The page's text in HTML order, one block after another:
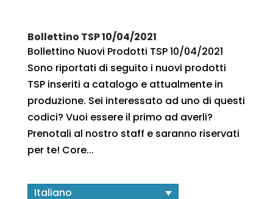
Bollettino TSP 10/04/2021
Bollettino Nuovi Prodotti TSP 10/04/2021
Sono riportati di seguito i nuovi prodotti
TSP inseriti a catalogo e attualmente in
produzione. Sei interessato ad uno di questi
codici? Vuoi essere il primo ad averli?
Prenotali al nostro staff e saranno riservati
per te! Core...
Italiano